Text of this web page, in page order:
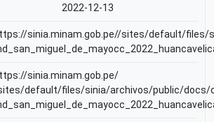
2022-12-13
sinia.minam.gob.pe//sites/default/
sinia.minam.gob.pe/
default/files/sinia/archivos/public/docs/